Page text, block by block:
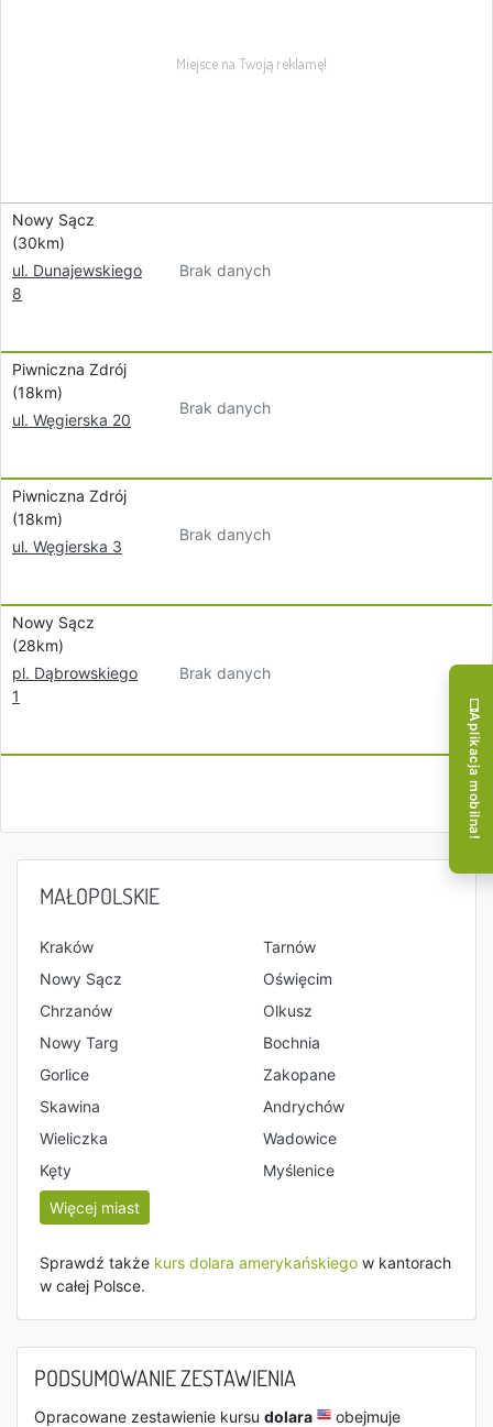
Nowy Sącz
(30km)
ul. Dunajewskiego
8
Brak danych
Piwniczna Zdrój
(18km)
ul. Węgierska 20
Brak danych
Piwniczna Zdrój
(18km)
ul. Węgierska 3
Brak danych
Nowy Sącz
(28km)
pl. Dąbrowskiego
1
Brak danych
MAŁOPOLSKIE
Kraków
Tarnów
Nowy Sącz
Oświęcim
Chrzanów
Olkusz
Nowy Targ
Bochnia
Gorlice
Zakopane
Skawina
Andrychów
Wieliczka
Wadowice
Kęty
Myślenice
Więcej miast
Sprawdź także kurs dolara amerykańskiego w kantorach
w całej Polsce.
PODSUMOWANIE ZESTAWIENIA
Opracowane zestawienie kursu dolara
obejmuje
Aplikacja mobilna!